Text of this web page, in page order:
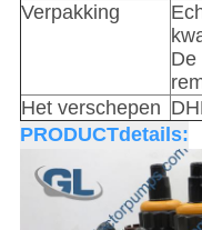
Verpakking
De
Het verschepen
PRODUCTdetails: